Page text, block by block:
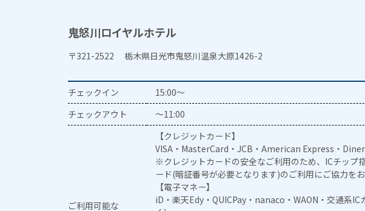
鬼怒川ロイヤルホテル
〒321-2522 栃木県日光市鬼怒川温泉大原1426-2
チェックイン
15:00～
チェックアウト
～11:00
ご利用可能な
【クレジットカード】
VISA・MasterCard・JCB・American Express・
※クレジットカードの安全なご利用のため、ICチップ
ード(暗証番号が必要となります)のご利用にご協力をお
【電子マネー】
iD・楽天Edy・QUICPay・nanaco・WAON・交通系IC